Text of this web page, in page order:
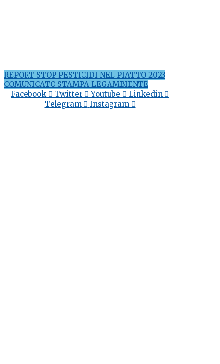
REPORT STOP PESTICIDI NEL PIATTO 2023
COMUNICATO STAMPA LEGAMBIENTE
Facebook
Twitter Youtube
Linkedin
Telegram
Instagram